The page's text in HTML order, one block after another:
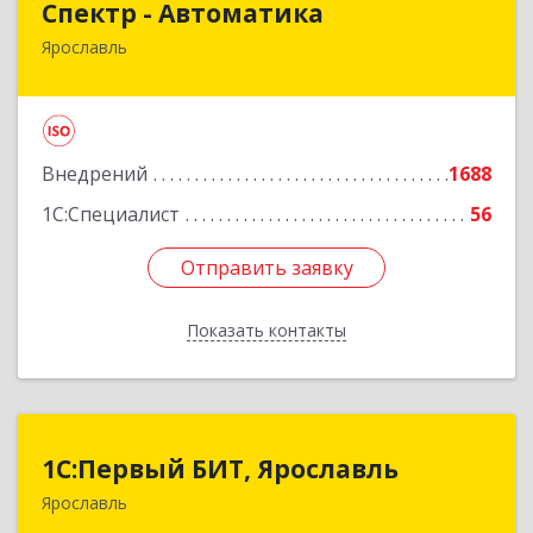
Спектр - Автоматика
Ярославль
Внедрений
1688
1С:Специалист
56
Отправить заявку
Показать контакты
150054, Ярославская обл, Ярославль г, Щапова
Отправить заявку
Назад
1С:Первый БИТ, Ярославль
Ярославль
1С:Первый БИТ, Ярославль